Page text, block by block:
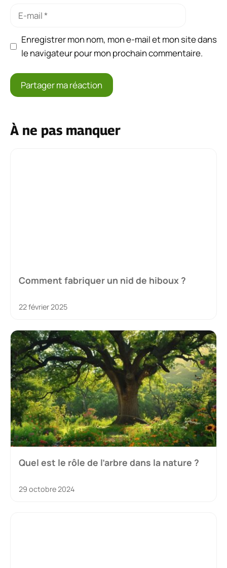
Enregistrer mon nom, mon e-mail et mon site dans
le navigateur pour mon prochain commentaire.
À ne pas manquer
Comment fabriquer un nid de hiboux ?
22 février 2025
Quel est le rôle de l’arbre dans la nature ?
29 octobre 2024